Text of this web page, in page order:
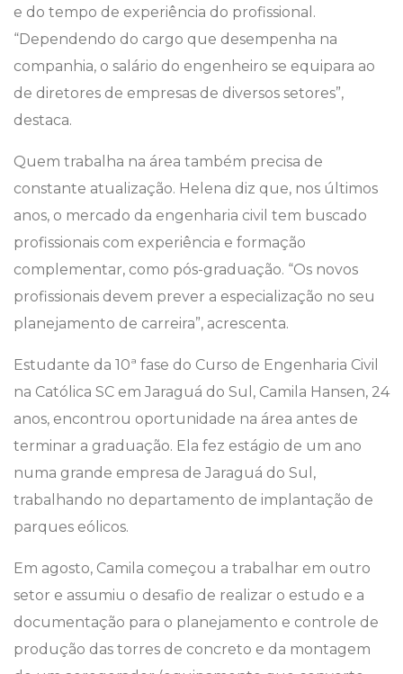
e do tempo de experiência do profissional.
“Dependendo do cargo que desempenha na
companhia, o salário do engenheiro se equipara ao
de diretores de empresas de diversos setores”,
destaca.
Quem trabalha na área também precisa de
constante atualização. Helena diz que, nos últimos
anos, o mercado da engenharia civil tem buscado
profissionais com experiência e formação
complementar, como pós-graduação. “Os novos
profissionais devem prever a especialização no seu
planejamento de carreira”, acrescenta.
Estudante da 10ª fase do Curso de Engenharia Civil
na Católica SC em Jaraguá do Sul, Camila Hansen, 24
anos, encontrou oportunidade na área antes de
terminar a graduação. Ela fez estágio de um ano
numa grande empresa de Jaraguá do Sul,
trabalhando no departamento de implantação de
parques eólicos.
Em agosto, Camila começou a trabalhar em outro
setor e assumiu o desafio de realizar o estudo e a
documentação para o planejamento e controle de
produção das torres de concreto e da montagem